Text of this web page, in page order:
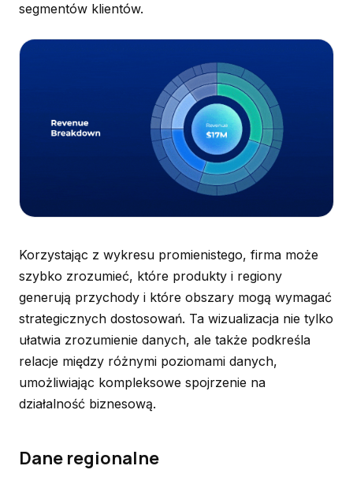
segmentów klientów.
Korzystając z wykresu promienistego, firma może
szybko zrozumieć, które produkty i regiony
generują przychody i które obszary mogą wymagać
strategicznych dostosowań. Ta wizualizacja nie tylko
ułatwia zrozumienie danych, ale także podkreśla
relacje między różnymi poziomami danych,
umożliwiając kompleksowe spojrzenie na
działalność biznesową.
Dane regionalne